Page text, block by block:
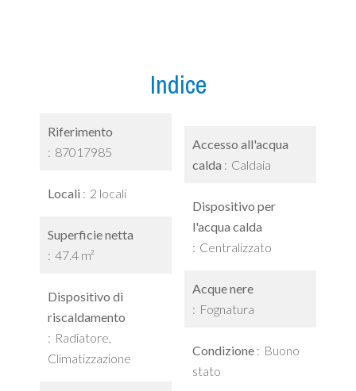
Indice
Riferimento
87017985
Locali 2 locali
Superficie netta
47.4 m²
Dispositivo di
riscaldamento
Radiatore,
Climatizzazione
Accesso all'acqua
calda
Caldaia
Dispositivo per
l'acqua calda
Centralizzato
Acque nere
Fognatura
Condizione
Buono
stato